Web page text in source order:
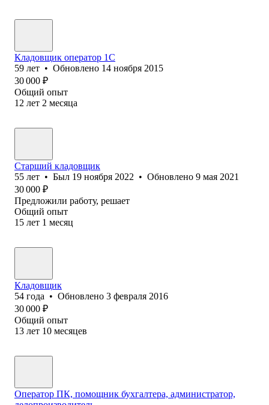
Кладовщик оператор 1С
59 лет • Обновлено 14 ноября 2015
30 000 ₽
Общий опыт
12 лет 2 месяца
Старший кладовщик
55 лет • Был 19 ноября 2022 • Обновлено 9 мая 2021
30 000 ₽
Предложили работу, решает
Общий опыт
15 лет 1 месяц
Кладовщик
54 года • Обновлено 3 февраля 2016
30 000 ₽
Общий опыт
13 лет 10 месяцев
Оператор ПК, помощник бухгалтера, администратор,